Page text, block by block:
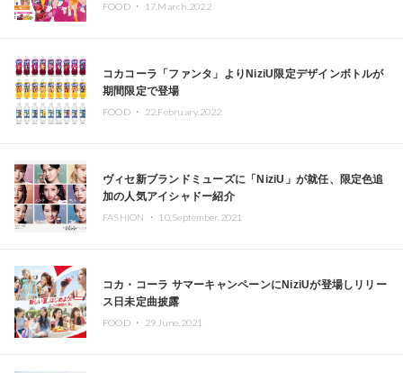
FOOD ・ 17.March.2022
コカコーラ「ファンタ」よりNiziU限定デザインボトルが
期間限定で登場
FOOD ・ 22.February.2022
ヴィセ新ブランドミューズに「NiziU」が就任、限定色追
加の人気アイシャドー紹介
FASHION ・ 10.September.2021
コカ・コーラ サマーキャンペーンにNiziUが登場しリリー
ス日未定曲披露
FOOD ・ 29.June.2021